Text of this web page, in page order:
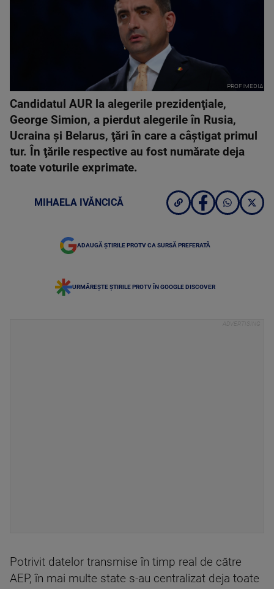
PROFIMEDIA
Candidatul AUR la alegerile prezidenţiale,
George Simion, a pierdut alegerile în Rusia,
Ucraina şi Belarus, ţări în care a câştigat primul
tur. În ţările respective au fost numărate deja
toate voturile exprimate.
MIHAELA IVĂNCICĂ
ADAUGĂ ȘTIRILE PROTV CA SURSĂ PREFERATĂ
URMĂREȘTE ȘTIRILE PROTV ÎN GOOGLE DISCOVER
Potrivit datelor transmise în timp real de către
AEP, în mai multe state s-au centralizat deja toate